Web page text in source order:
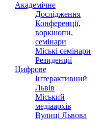
Академічне
Дослідження
Конференції,
воркшопи,
семінари
Міські семінари
Резиденції
Цифрове
Інтерактивний
Львів
Міський
медіаархів
Вулиці Львова